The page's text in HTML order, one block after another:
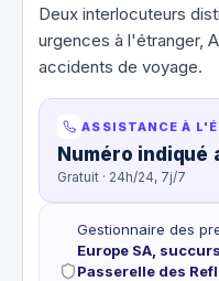
Deux interlocuteurs
urgences à l'étranger,
accidents de voyage.
ASSISTANCE À
Numéro indiqué
Gratuit · 24h/24, 7j/7
Gestionnaire des
Europe SA,
Passerelle des